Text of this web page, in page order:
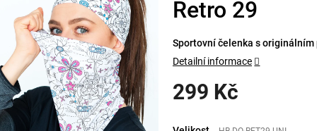
Retro 29
299 Kč
Sportovní čelenka s
Detailní informace